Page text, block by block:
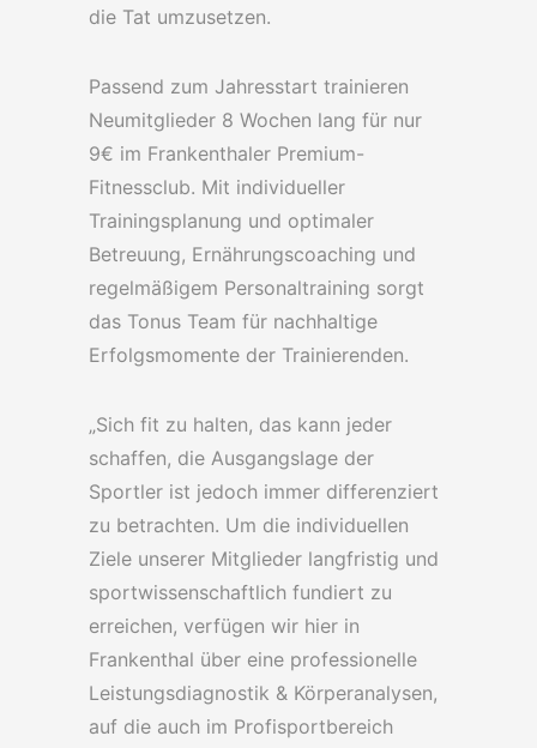
die Tat umzusetzen.
Passend zum Jahresstart trainieren
Neumitglieder 8 Wochen lang für nur
9€ im Frankenthaler Premium-
Fitnessclub. Mit individueller
Trainingsplanung und optimaler
Betreuung, Ernährungscoaching und
regelmäßigem Personaltraining sorgt
das Tonus Team für nachhaltige
Erfolgsmomente der Trainierenden.
„Sich fit zu halten, das kann jeder
schaffen, die Ausgangslage der
Sportler ist jedoch immer differenziert
zu betrachten. Um die individuellen
Ziele unserer Mitglieder langfristig und
sportwissenschaftlich fundiert zu
erreichen, verfügen wir hier in
Frankenthal über eine professionelle
Leistungsdiagnostik & Körperanalysen,
auf die auch im Profisportbereich